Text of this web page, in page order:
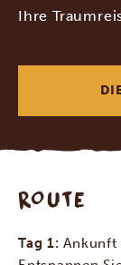
Ihre
ROUTE
Tag 1:Ankunft